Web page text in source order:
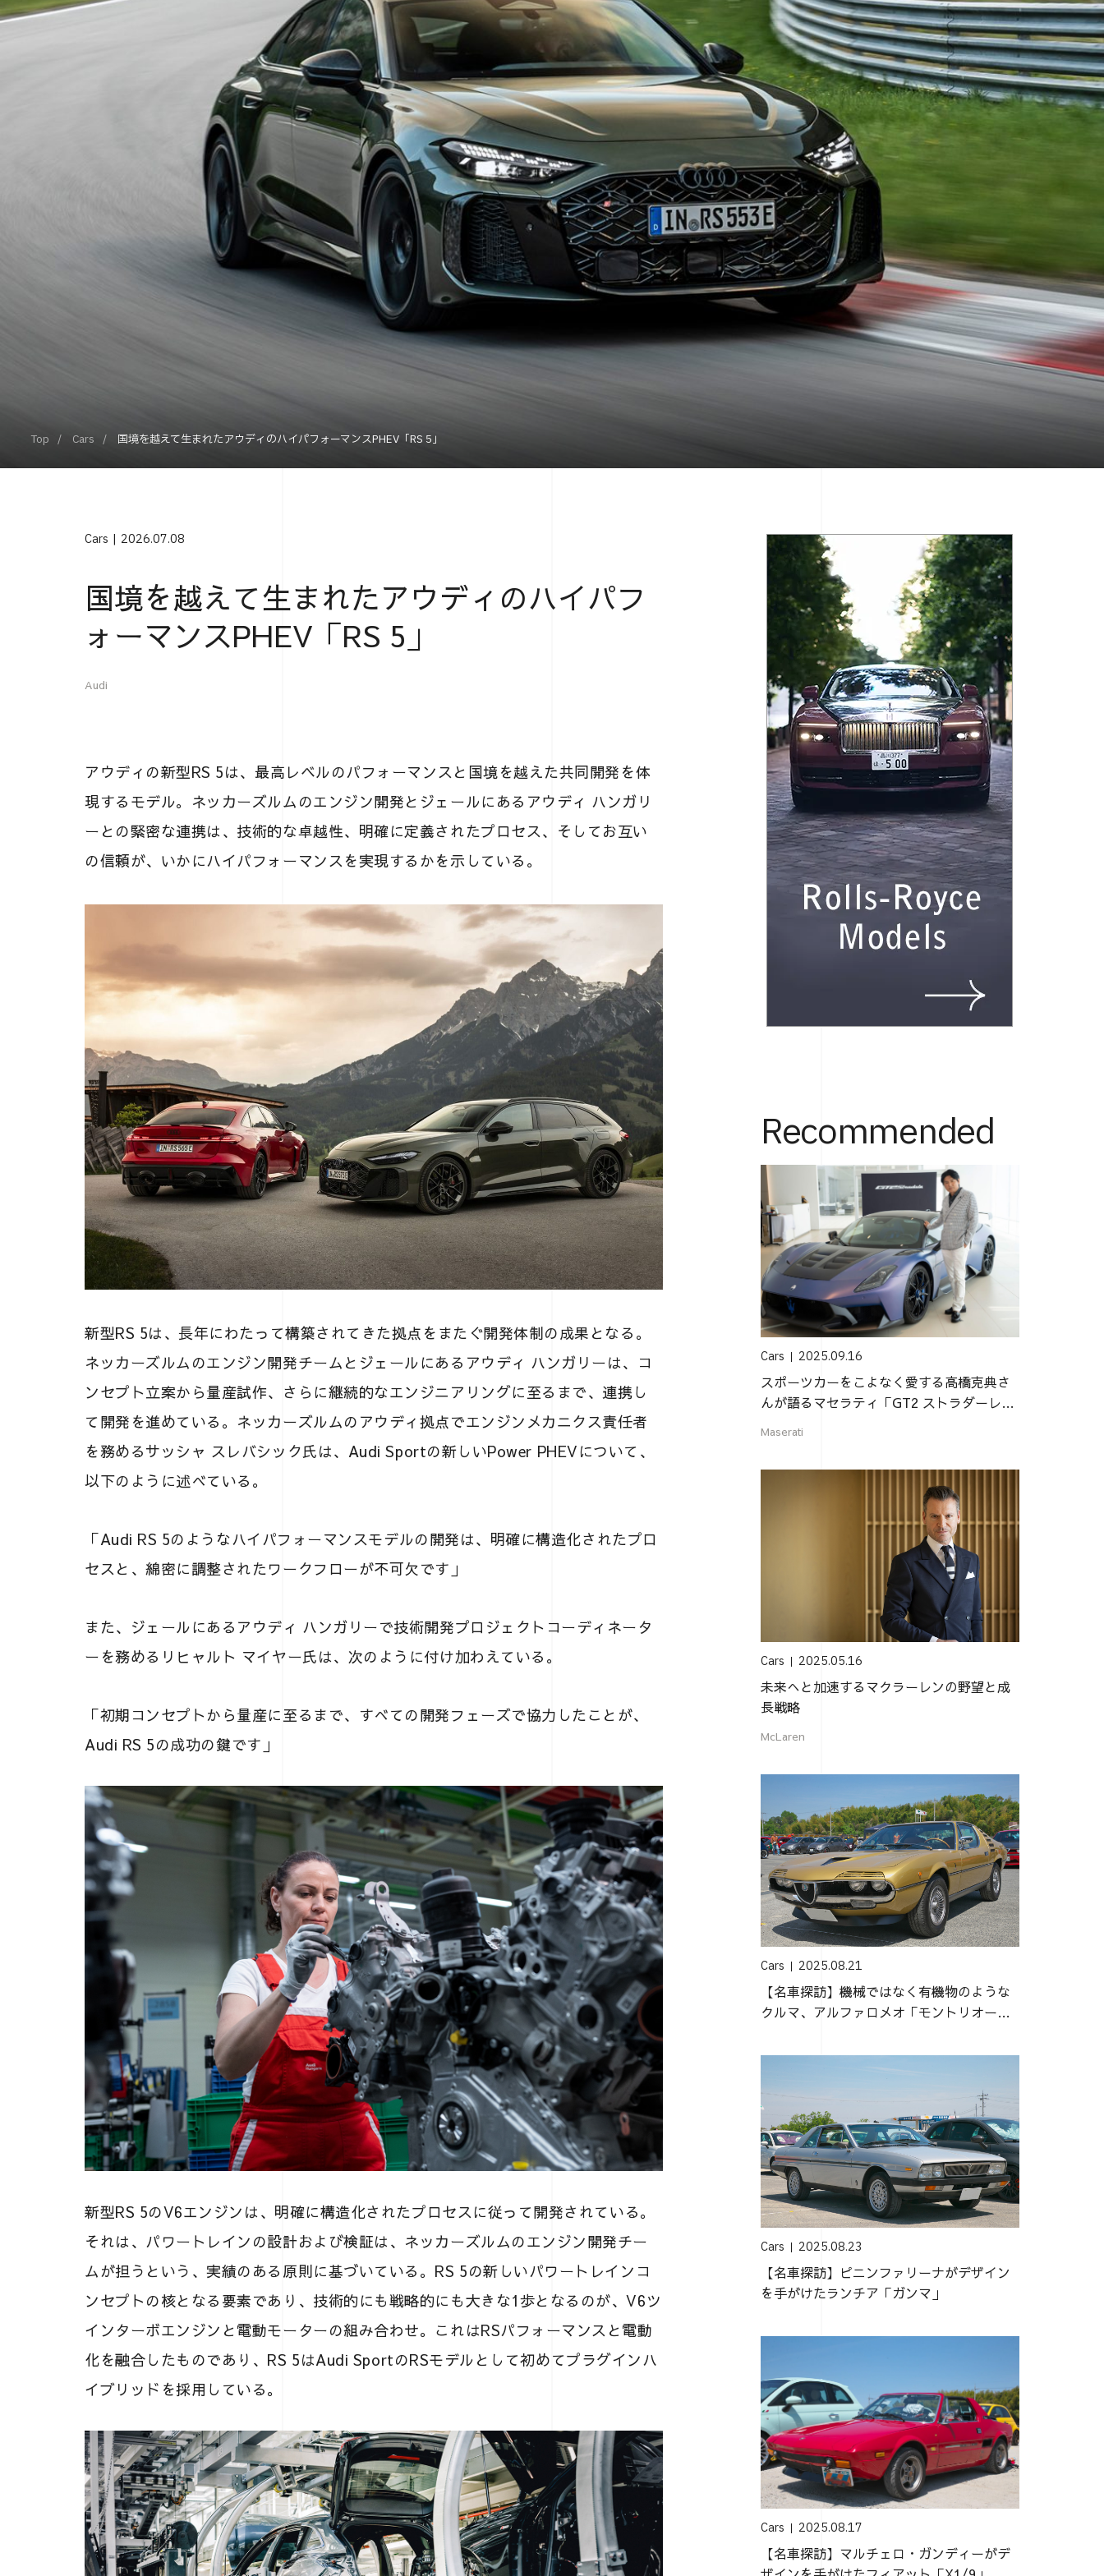
Top Cars 国境を越えて生まれたアウディのハイパフォーマンスPHEV「RS 5」
Cars 2026.07.08
国境を越えて生まれたアウディのハイパフ
ォーマンスPHEV「RS 5」
Audi
アウディの新型RS 5は、最高レベルのパフォーマンスと国境を越えた共同開発を体
現するモデル。ネッカーズルムのエンジン開発とジェールにあるアウディ ハンガリ
ーとの緊密な連携は、技術的な卓越性、明確に定義されたプロセス、そしてお互い
の信頼が、いかにハイパフォーマンスを実現するかを示している。
新型RS 5は、長年にわたって構築されてきた拠点をまたぐ開発体制の成果となる。
ネッカーズルムのエンジン開発チームとジェールにあるアウディ ハンガリーは、コ
ンセプト立案から量産試作、さらに継続的なエンジニアリングに至るまで、連携し
て開発を進めている。ネッカーズルムのアウディ拠点でエンジンメカニクス責任者
を務めるサッシャ スレバシック氏は、Audi Sportの新しいPower PHEVについて、
以下のように述べている。
「Audi RS 5のようなハイパフォーマンスモデルの開発は、明確に構造化されたプロ
セスと、綿密に調整されたワークフローが不可欠です」
また、ジェールにあるアウディ ハンガリーで技術開発プロジェクトコーディネータ
ーを務めるリヒャルト マイヤー氏は、次のように付け加わえている。
「初期コンセプトから量産に至るまで、すべての開発フェーズで協力したことが、
Audi RS 5の成功の鍵です」
新型RS 5のV6エンジンは、明確に構造化されたプロセスに従って開発されている。
それは、パワートレインの設計および検証は、ネッカーズルムのエンジン開発チー
ムが担うという、実績のある原則に基づいている。RS 5の新しいパワートレインコ
ンセプトの核となる要素であり、技術的にも戦略的にも大きな1歩となるのが、V6ツ
インターボエンジンと電動モーターの組み合わせ。これはRSパフォーマンスと電動
化を融合したものであり、RS 5はAudi SportのRSモデルとして初めてプラグインハ
イブリッドを採用している。
Recommended
Cars 2025.09.16
スポーツカーをこよなく愛する高橋克典さ
んが語るマセラティ「GT2 ストラダーレ」
Maserati
Cars 2025.05.16
未来へと加速するマクラーレンの野望と成
長戦略
McLaren
Cars 2025.08.21
【名車探訪】機械ではなく有機物のような
クルマ、アルファロメオ「モントリオー
Cars 2025.08.23
【名車探訪】ピニンファリーナがデザイン
を手がけたランチア「ガンマ」
Cars 2025.08.17
【名車探訪】マルチェロ・ガンディーがデ